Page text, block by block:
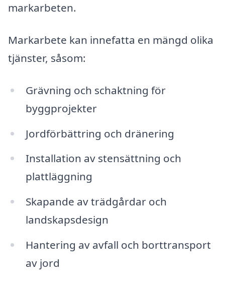
markarbeten.
Markarbete kan innefatta en mängd olika
tjänster, såsom:
Grävning och schaktning för
byggprojekter
Jordförbättring och dränering
Installation av stensättning och
plattläggning
Skapande av trädgårdar och
landskapsdesign
Hantering av avfall och borttransport
av jord